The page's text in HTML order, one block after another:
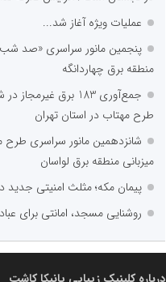
عملیات ویژه آغاز شد...
پنجمین مانور سراسری «صد شب،
منطقه برق چهاردانگه
جمع‌آوری 183 برق
طرح مهتاب در استان تهران
شانزدهمین مانور سراسری طرح
میزبانی منطقه برق لواسان
پیمان مکه؛ مثلث امنیتی جدید
روشنایی مسجد، امانتی برای